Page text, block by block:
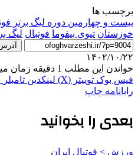
برچسب ها
بیست و چهارمین دوره لیگ برتر
خوزستان تیوی بیفوما فوتبال لیگ
۱۴۰۲/۱۰/۲۲
خواندن این مطلب 1 دقیقه زمان میبرد
فیس بوک توییتر (X) لینکدین ‫تامبلر
رایانامه چاپ
بعدی را بخوانید
ورزش > فوتبال ایران